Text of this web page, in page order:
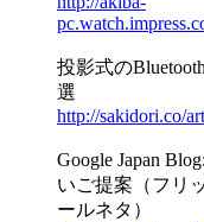
投影式の
選
http://sakidori.co/
Google Japan
いご提案（フリ
ールネタ）